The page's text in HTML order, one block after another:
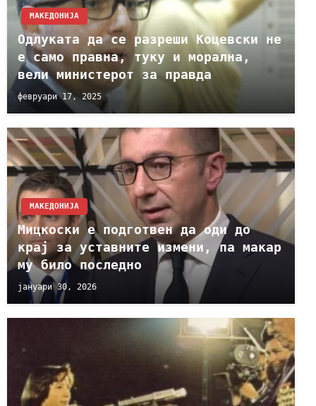
МАКЕДОНИЈА
Одлуката да се разреши Коцевски не
е само правна, туку и морална,
вели министерот за правда
февруари 17, 2025
МАКЕДОНИЈА
Мицкоски е подготвен да оди до
крај за уставните измени, па макар
му било последно
јануари 30, 2026